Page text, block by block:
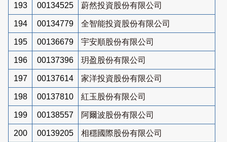
193 00134525 蔚然投資股份有限公司
194 00134779 全智能投資股份有限公司
195 00136679 宇安順股份有限公司
196 00137396 玥盈股份有限公司
197 00137614 家洋投資股份有限公司
198 00137810 紅玉股份有限公司
199 00138557 阿爾波股份有限公司
200 00139205
相穩國際股份有限公司